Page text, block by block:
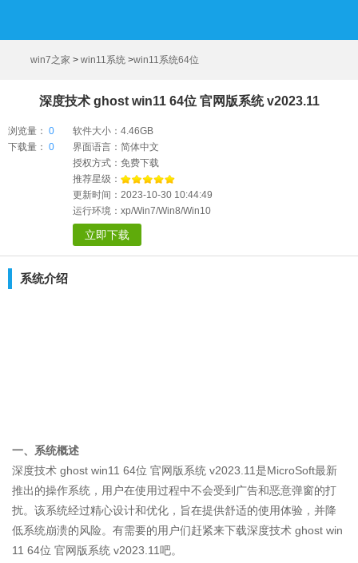
win7之家 > win11系统 >win11系统64位
深度技术 ghost win11 64位 官网版系统 v2023.11
浏览量： 0
下载量： 0
软件大小：4.46GB
界面语言：简体中文
授权方式：免费下载
推荐星级：
更新时间：2023-10-30 10:44:49
运行环境：xp/Win7/Win8/Win10
立即下载
系统介绍
一、系统概述
深度技术 ghost win11 64位 官网版系统 v2023.11是MicroSoft最新
推出的操作系统，用户在使用过程中不会受到广告和恶意弹窗的打
扰。该系统经过精心设计和优化，旨在提供舒适的使用体验，并降
低系统崩溃的风险。有需要的用户们赶紧来下载深度技术 ghost win
11 64位 官网版系统 v2023.11吧。